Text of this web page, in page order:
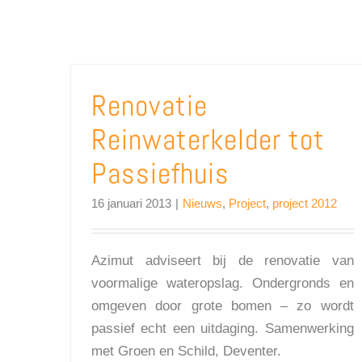
Renovatie
Reinwaterkelder tot
Passiefhuis
16 januari 2013 | Nieuws, Project, project 2012
Azimut adviseert bij de renovatie van
voormalige wateropslag. Ondergronds en
omgeven door grote bomen – zo wordt
passief echt een uitdaging. Samenwerking
met Groen en Schild, Deventer.